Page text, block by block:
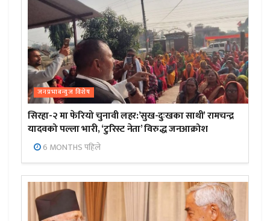
जनप्रभाबन्युज विशेष
सिरहा-२ मा फेरियो चुनावी लहर:’सुख-दुःखका साथी’ रामचन्द्र
यादवको पल्ला भारी, ‘टुरिस्ट नेता’ विरुद्ध जनआक्रोश
6 MONTHS पहिले